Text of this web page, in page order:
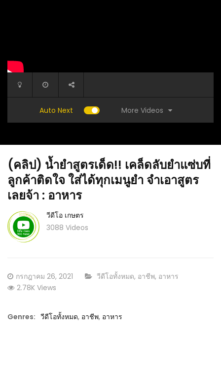
Auto Next More Videos
(คลิป) ไรแดงมะละกอ (ป้องกันและกำจัด
อย่างไร) : วีดีโอ เกษตร
(คลิป) น้ำยำสูตรเด็ด!! เคล็ดลับยำแซ่บที่
ลูกค้าติดใจ​ ใส่ได้ทุกเมนูยำ​ จำเอาสูตร
เลยจ้า : อาหาร
วีดีโอ เกษตร
3088 Videos
Posted
on
กรกฎาคม 26, 2021 CATEGORY:
วีดีโอทั้งหมด, อาชีพ, อาหาร
2.78K Views
Genres: วีดีโอทั้งหมด, อาชีพ, อาหาร